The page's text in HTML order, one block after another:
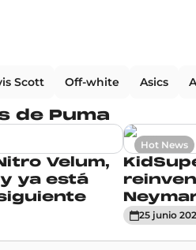
Scott Off-white Asics
de Puma
Velum,
ya está
Hot News
25 junio